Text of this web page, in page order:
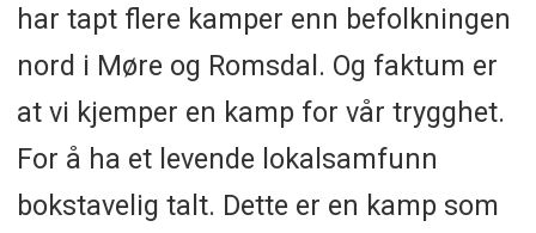
har tapt flere kamper enn befolkningen
nord i Møre og Romsdal. Og faktum er
at vi kjemper en kamp for vår trygghet.
For å ha et levende lokalsamfunn
bokstavelig talt. Dette er en kamp som